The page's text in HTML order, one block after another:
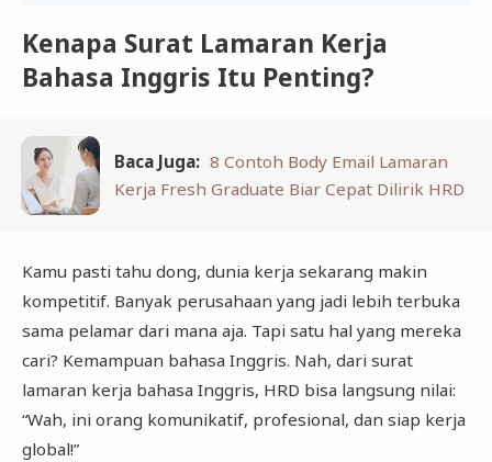
Kenapa Surat Lamaran Kerja
Bahasa Inggris Itu Penting?
Baca Juga: 8 Contoh Body Email Lamaran
Kerja Fresh Graduate Biar Cepat Dilirik HRD
Kamu pasti tahu dong, dunia kerja sekarang makin
kompetitif. Banyak perusahaan yang jadi lebih terbuka
sama pelamar dari mana aja. Tapi satu hal yang mereka
cari? Kemampuan bahasa Inggris. Nah, dari surat
lamaran kerja bahasa Inggris, HRD bisa langsung nilai:
“Wah, ini orang komunikatif, profesional, dan siap kerja
global!”